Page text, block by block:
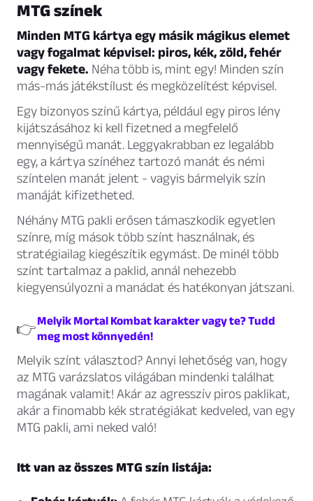
MTG színek
Minden MTG kártya egy másik mágikus elemet
vagy fogalmat képvisel: piros, kék, zöld, fehér
vagy fekete. Néha több is, mint egy! Minden szín
más-más játékstílust és megközelítést képvisel.
Egy bizonyos színű kártya, például egy piros lény
kijátszásához ki kell fizetned a megfelelő
mennyiségű manát. Leggyakrabban ez legalább
egy, a kártya színéhez tartozó manát és némi
színtelen manát jelent - vagyis bármelyik szín
manáját kifizetheted.
Néhány MTG pakli erősen támaszkodik egyetlen
színre, míg mások több színt használnak, és
stratégiailag kiegészítik egymást. De minél több
színt tartalmaz a paklid, annál nehezebb
kiegyensúlyozni a manádat és hatékonyan játszani.
👉 Melyik Mortal Kombat karakter vagy te? Tudd
meg most könnyedén!
Melyik színt választod? Annyi lehetőség van, hogy
az MTG varázslatos világában mindenki találhat
magának valamit! Akár az agresszív piros paklikat,
akár a finomabb kék stratégiákat kedveled, van egy
MTG pakli, ami neked való!
Itt van az összes MTG szín listája: